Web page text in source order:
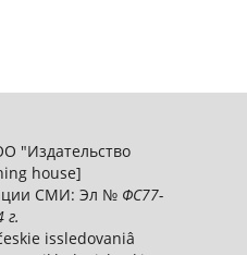
"Издательство
house]
СМИ: Эл № ФС77-
г.
issledovaniâ